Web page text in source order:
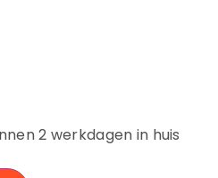
2 werkdagen in huis